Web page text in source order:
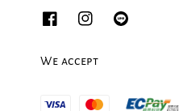
We accept